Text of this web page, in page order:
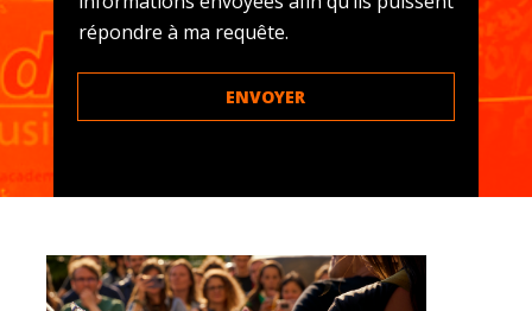
répondre à ma requête.
ENVOYER